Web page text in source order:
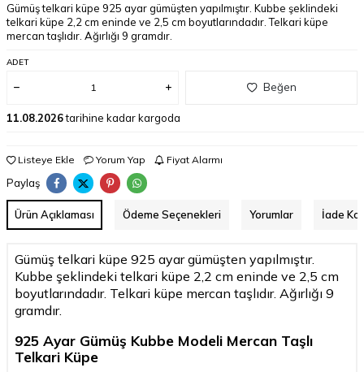
Gümüş telkari küpe 925 ayar gümüşten yapılmıştır. Kubbe şeklindeki
telkari küpe 2,2 cm eninde ve 2,5 cm boyutlarındadır. Telkari küpe
mercan taşlıdır. Ağırlığı 9 gramdır.
ADET
Beğen
11.08.2026tarihine kadar kargoda
Listeye Ekle Yorum Yap Fiyat Alarmı
Paylaş
Ürün Açıklaması Ödeme Seçenekleri Yorumlar İade
Gümüş telkari küpe 925 ayar gümüşten yapılmıştır.
Kubbe şeklindeki telkari küpe 2,2 cm eninde ve 2,5 cm
boyutlarındadır. Telkari küpe mercan taşlıdır. Ağırlığı 9
gramdır.
925 Ayar Gümüş Kubbe Modeli Mercan Taşlı
Telkari Küpe